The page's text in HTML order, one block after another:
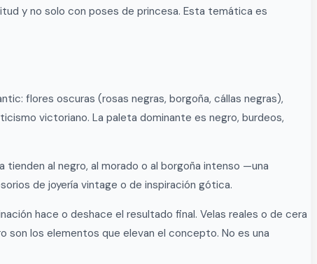
y no solo con poses de princesa. Esta temática es
flores oscuras (rosas negras, borgoña, cállas negras),
victoriano. La paleta dominante es negro, burdeos,
al negro, al morado o al borgoña intenso —una
de joyería vintage o de inspiración gótica.
hace o deshace el resultado final. Velas reales o de cera
son los elementos que elevan el concepto. No es una